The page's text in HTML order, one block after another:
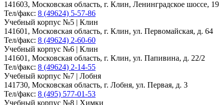
141603, Московская область, г. Клин, Ленинградское шоссе, 19
Тел/факс: 8 (49624) 5-57-86
Учебный корпус №5 | Клин
141601, Московская область, г. Клин, ул. Первомайская, д. 64
Тел/факс: 8 (49624) 2-60-60
Учебный корпус №6 | Клин
141601, Московская область, г. Клин, ул. Папивина, д. 22/2
Тел/факс: 8 (49624) 2-14-55
Учебный корпус №7 | Лобня
141730, Московская область, г. Лобня, ул. Первая, д. 3
Тел/факс: 8 (495) 577-01-53
Учебный корпус №8 | Химки